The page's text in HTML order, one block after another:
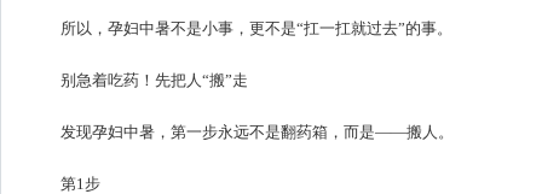
所以，孕妇中暑不是小事，更不是“扛一扛就过去”的事。
别急着吃药！先把人“搬”走
发现孕妇中暑，第一步永远不是翻药箱，而是——搬人。
第1步